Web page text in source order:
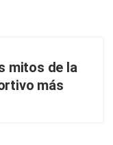
mitos de la
más